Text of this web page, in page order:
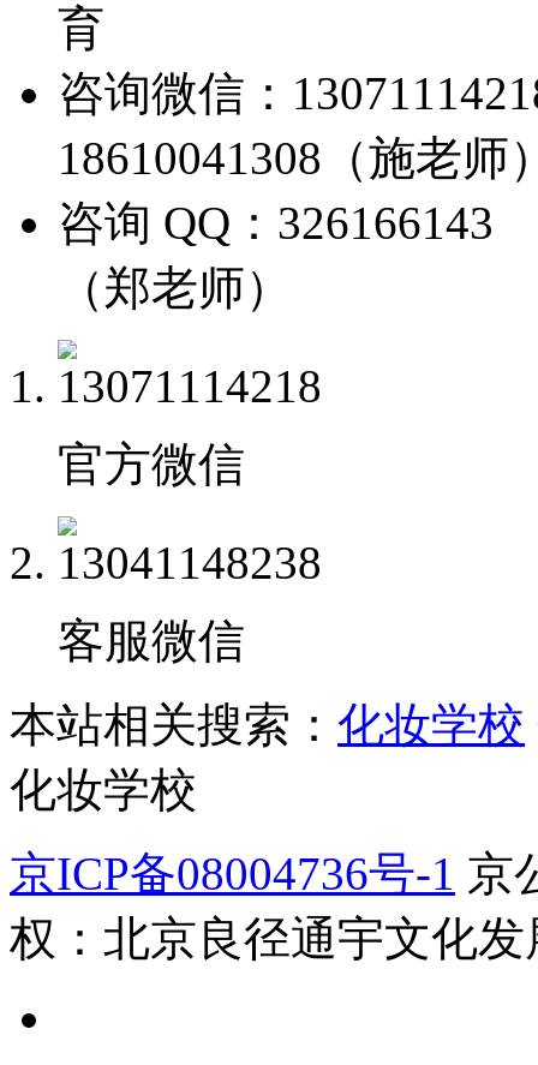
育
咨询微信：
18610041308（施老师
咨询 QQ：
（郑老师）
官方微信
客服微信
本站相关搜索： 化妆学校
化妆学校
京ICP备08004736号-1 京
权：北京良径通宇文化发